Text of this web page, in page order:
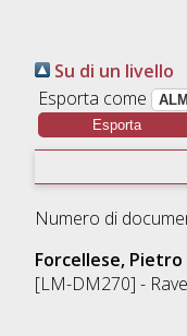
Su di un livello
Esporta come
Numero di
Forcellese, Pietro
[LM-DM270] -